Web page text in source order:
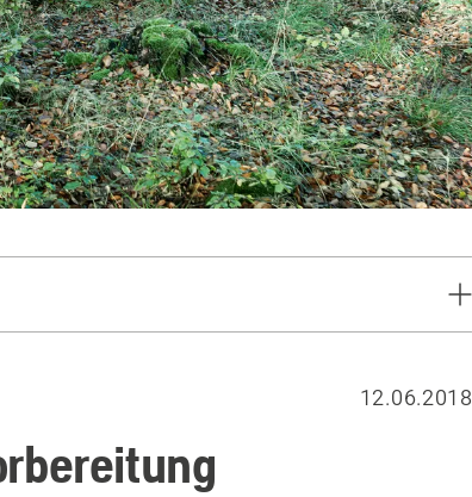
in die natürliche Fallrichtung
12.06.2018